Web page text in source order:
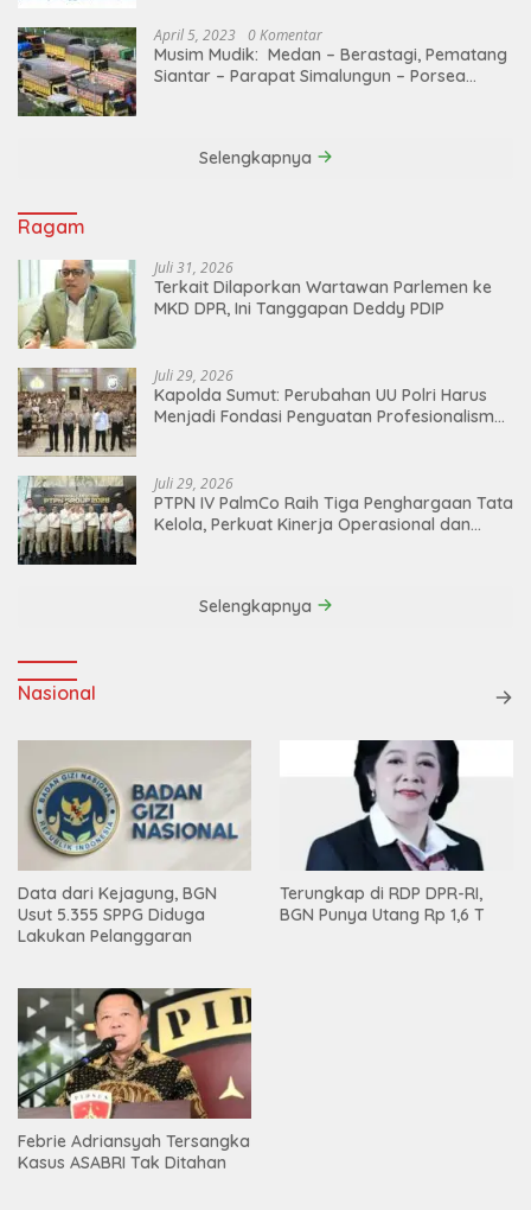
April 5, 2023 0 Komentar
Musim Mudik: Medan – Berastagi, Pematang
Siantar – Parapat Simalungun – Porsea
Selengkapnya
Ragam
Juli 31, 2026
Terkait Dilaporkan Wartawan Parlemen ke
MKD DPR, Ini Tanggapan Deddy PDIP
Juli 29, 2026
Kapolda Sumut: Perubahan UU Polri Harus
Menjadi Fondasi Penguatan Profesionalisme
Juli 29, 2026
PTPN IV PalmCo Raih Tiga Penghargaan Tata
Kelola, Perkuat Kinerja Operasional dan
Selengkapnya
Nasional
Data dari Kejagung, BGN
Usut 5.355 SPPG Diduga
Lakukan Pelanggaran
Terungkap di RDP DPR-RI,
BGN Punya Utang Rp 1,6 T
Febrie Adriansyah Tersangka
Kasus ASABRI Tak Ditahan